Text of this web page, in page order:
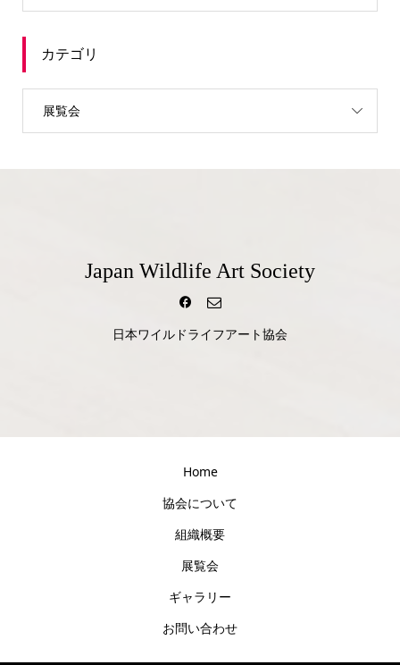
カテゴリ
展覧会
Japan Wildlife Art Society
日本ワイルドライフアート協会
Home
協会について
組織概要
展覧会
ギャラリー
お問い合わせ